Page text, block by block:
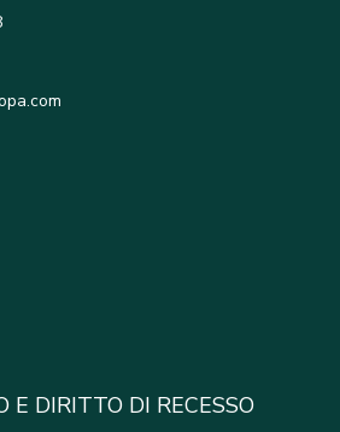
E DIRITTO DI RECESSO